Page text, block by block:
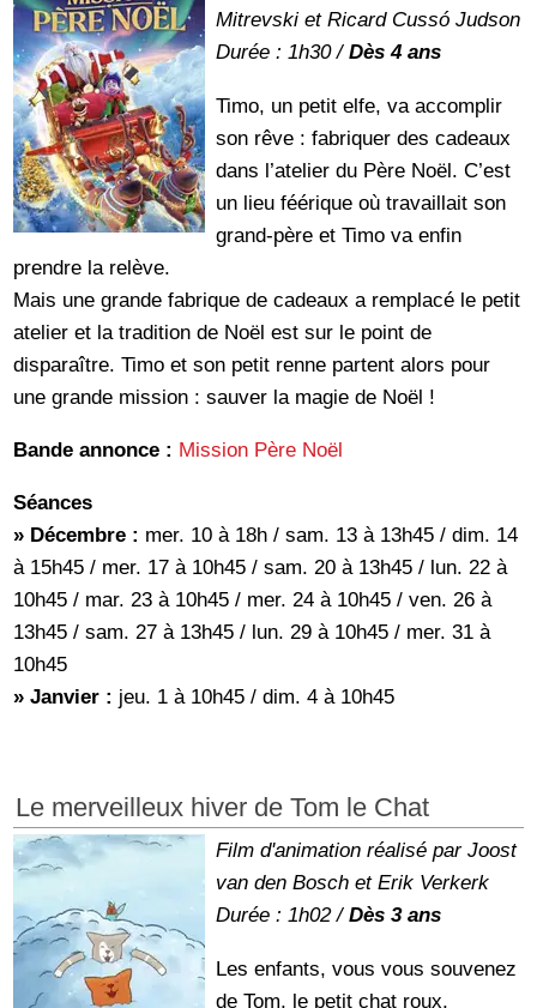
Mitrevski et Ricard Cussó Judson
Durée : 1h30 /Dès 4 ans
Timo, un petit elfe, va accomplir
son rêve : fabriquer des cadeaux
dans l’atelier du Père Noël. C’est
un lieu féérique où travaillait son
grand-père et Timo va enfin
prendre la relève.
Mais une grande fabrique de cadeaux a remplacé le petit
atelier et la tradition de Noël est sur le point de
disparaître. Timo et son petit renne partent alors pour
une grande mission : sauver la magie de Noël !
Bande annonce : Mission Père Noël
Séances
» Décembre : mer. 10 à 18h / sam. 13 à 13h45 / dim. 14
à 15h45 / mer. 17 à 10h45 / sam. 20 à 13h45 / lun. 22 à
10h45 / mar. 23 à 10h45 / mer. 24 à 10h45 / ven. 26 à
13h45 / sam. 27 à 13h45 / lun. 29 à 10h45 / mer. 31 à
10h45
» Janvier : jeu. 1 à 10h45 / dim. 4 à 10h45
Le merveilleux hiver de Tom le Chat
Film d'animation réalisé par Joost
van den Bosch et Erik Verkerk
Durée : 1h02 /Dès 3 ans
Les enfants, vous vous souvenez
de Tom, le petit chat roux,